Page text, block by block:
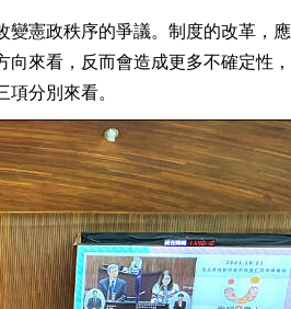
變憲政秩序的爭議。制度的改革，
向來看，反而會造成更多不確定性
分別來看。